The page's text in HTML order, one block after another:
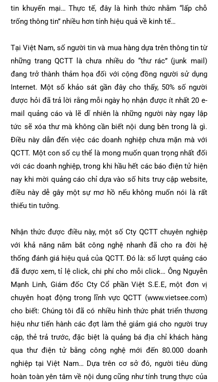
tin khuyến mại… Thực tế, đây là hình thức nhằm “lấp chỗ
trống thông tin” nhiều hơn tính hiệu quả về kinh tế…
Tại Việt Nam, số người tin và mua hàng dựa trên thông tin từ
những trang QCTT là chưa nhiều do “thư rác” (junk mail)
đang trở thành thảm họa đối với cộng đồng người sử dụng
Internet. Một số khảo sát gần đây cho thấy, 50% số người
được hỏi đã trả lời rằng mỗi ngày họ nhận được ít nhất 20 e-
mail quảng cáo và lẽ dĩ nhiên là những người này ngay lập
tức sẽ xóa thư mà không cần biết nội dung bên trong là gì.
Điều này dẫn đến việc các doanh nghiệp chưa mặn mà với
QCTT. Một con số cụ thể là mong muốn quan trọng nhất đối
với các doanh nghiệp, trong khi hầu hết các báo điện tử hiện
nay khi mời quảng cáo chỉ dựa vào số hits truy cập website,
điều này dễ gây một sự mơ hồ nếu không muốn nói là rất
thiếu tin tưởng.
Nhận thức được điều này, một số Cty QCTT chuyên nghiệp
với khả năng nắm bắt công nghệ nhanh đã cho ra đời hệ
thống đánh giá hiệu quả của QCTT. Đó là: số lượt quảng cáo
đã được xem, tỉ lệ click, chi phí cho mỗi click… Ông Nguyễn
Mạnh Linh, Giám đốc Cty Cổ phần Việt S.E.E, một đơn vị
chuyên hoạt động trong lĩnh vực QCTT (www.vietsee.com)
cho biết: Chúng tôi đã có nhiều hình thức phát triển thương
hiệu như tiến hành các đợt làm thẻ giảm giá cho người truy
cập, thẻ trả trước, đặc biệt là quảng bá địa chỉ khách hàng
qua thư điện tử bằng công nghệ mới đến 80.000 doanh
nghiệp tại Việt Nam… Dựa trên cơ sở đó, người tiêu dùng
hoàn toàn yên tâm về nội dung cũng như tính trung thực của